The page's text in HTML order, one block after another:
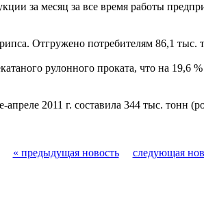
за месяц за все время работы
Отгружено потребителям 86,1 тыс.
рулонного проката, что на
2011 г. составила 344 тыс. тонн
« предыдущая новость следующая